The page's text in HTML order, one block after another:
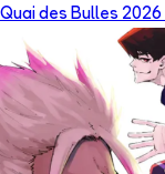
Quai des Bulles